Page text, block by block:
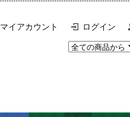
マイアカウント ログイン